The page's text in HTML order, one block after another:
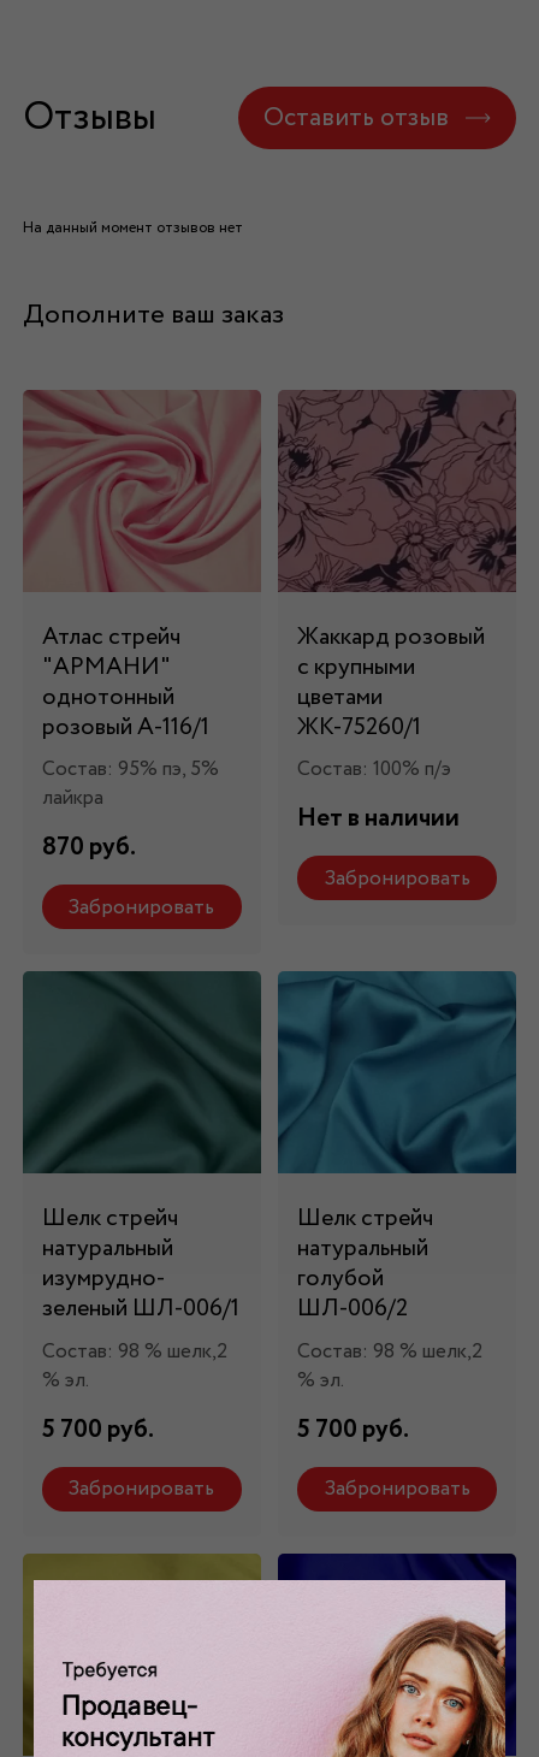
Отзывы Оставить отзыв
На данный момент отзывов нет
Дополните ваш заказ
Атлас стрейч
"APMAНИ"
однотонный
розовый А-116/1
Состав: 95% пэ, 5%
лайкра
870 руб.
Забронировать
Жаккард розовый
с крупными
цветами
ЖК-75260/1
Состав: 100% п/э
Нет в наличии
Забронировать
Шелк стрейч
натуральный
изумрудно-
зеленый ШЛ-006/1
Состав: 98 % шелк,2
% эл.
5 700 руб.
Забронировать
Шелк стрейч
натуральный
голубой
ШЛ-006/2
Состав: 98 % шелк,2
% эл.
5 700 руб.
Забронировать